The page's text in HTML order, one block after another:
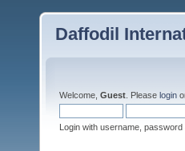
Daffodil
Welcome, Guest . Please login
Login with username,